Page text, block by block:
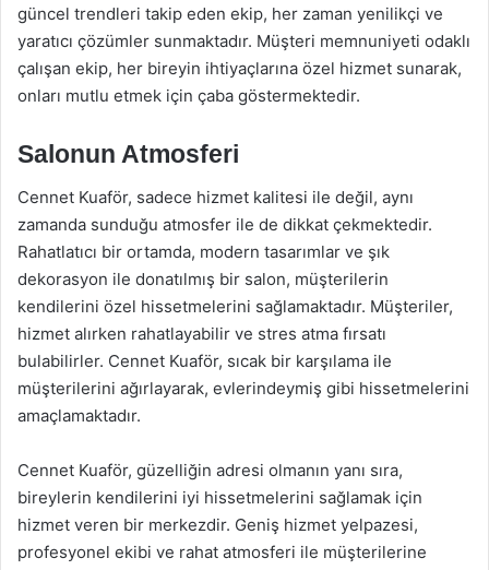
güncel trendleri takip eden ekip, her zaman yenilikçi ve
yaratıcı çözümler sunmaktadır. Müşteri memnuniyeti odaklı
çalışan ekip, her bireyin ihtiyaçlarına özel hizmet sunarak,
onları mutlu etmek için çaba göstermektedir.
Salonun Atmosferi
Cennet Kuaför, sadece hizmet kalitesi ile değil, aynı
zamanda sunduğu atmosfer ile de dikkat çekmektedir.
Rahatlatıcı bir ortamda, modern tasarımlar ve şık
dekorasyon ile donatılmış bir salon, müşterilerin
kendilerini özel hissetmelerini sağlamaktadır. Müşteriler,
hizmet alırken rahatlayabilir ve stres atma fırsatı
bulabilirler. Cennet Kuaför, sıcak bir karşılama ile
müşterilerini ağırlayarak, evlerindeymiş gibi hissetmelerini
amaçlamaktadır.
Cennet Kuaför, güzelliğin adresi olmanın yanı sıra,
bireylerin kendilerini iyi hissetmelerini sağlamak için
hizmet veren bir merkezdir. Geniş hizmet yelpazesi,
profesyonel ekibi ve rahat atmosferi ile müşterilerine